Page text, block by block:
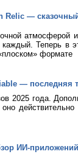
Relic —
атмосферой
Теперь в
формате
— последняя
2025 года.
ИИ-